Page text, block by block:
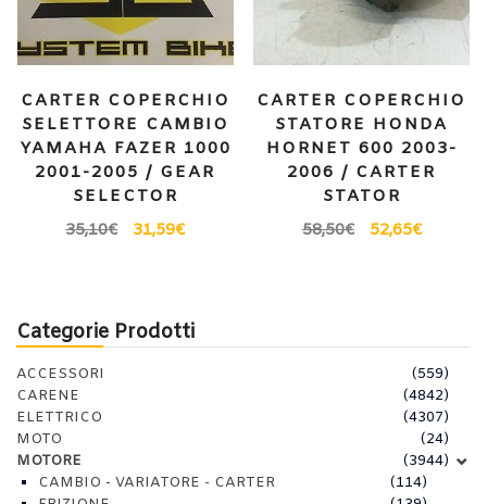
CARTER COPERCHIO
SELETTORE CAMBIO
YAMAHA FAZER 1000
2001-2005 / GEAR
SELECTOR
35,10€ 31,59€
CARTER COPERCHIO
STATORE HONDA
HORNET 600 2003-
2006 / CARTER
STATOR
58,50€ 52,65€
Categorie Prodotti
ACCESSORI
(559)
CARENE
(4842)
ELETTRICO
(4307)
MOTO
(24)
MOTORE
(3944)
CAMBIO - VARIATORE - CARTER
(114)